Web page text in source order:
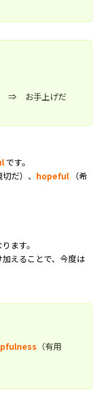
⇒ お手上げだ
です。
切だ）、 hopeful
（希
ます。
えることで、今度は
（有用